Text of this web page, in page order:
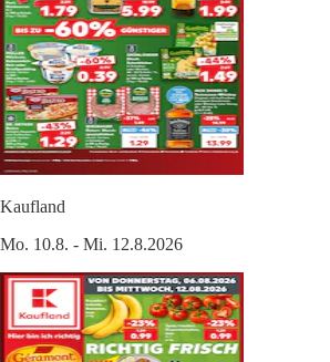
Kaufland
Mo. 10.8. - Mi. 12.8.2026